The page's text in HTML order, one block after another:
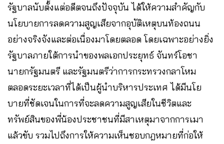
รัฐบาลนับตั้งแต่อดีตจนถึงปัจจุบัน ได้ให้ความสำคัญกับ
นโยบายการลดความสูญเสียจากอุบัติเหตุบนท้องถนน
อย่างจริงจังและต่อเนื่องมาโดยตลอด โดยเฉพาะอย่างยิ่ง
รัฐบาลภายใต้การนำของพลเอกประยุทธ์ จันทร์โอชา
นายกรัฐมนตรี และรัฐมนตรีว่าการกระทรวงกลาโหม
ตลอดระยะเวลาที่ได้เป็นผู้นำบริหารประเทศ ได้มีนโย
บายที่ชัดเจนในการที่จะลดความสูญเสียในชีวิตและ
ทรัพย์สินของพี่น้องประชาชนที่มีสาเหตุมาจากการเมา
แล้วขับ รวมไปถึงการให้ความเห็นชอบกฎหมายที่ก่อให้